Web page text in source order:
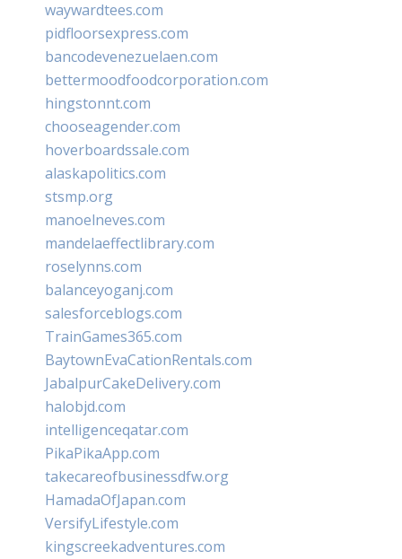
waywardtees.com
pidfloorsexpress.com
bancodevenezuelaen.com
bettermoodfoodcorporation.com
hingstonnt.com
chooseagender.com
hoverboardssale.com
alaskapolitics.com
stsmp.org
manoelneves.com
mandelaeffectlibrary.com
roselynns.com
balanceyoganj.com
salesforceblogs.com
TrainGames365.com
BaytownEvaCationRentals.com
JabalpurCakeDelivery.com
halobjd.com
intelligenceqatar.com
PikaPikaApp.com
takecareofbusinessdfw.org
HamadaOfJapan.com
VersifyLifestyle.com
kingscreekadventures.com